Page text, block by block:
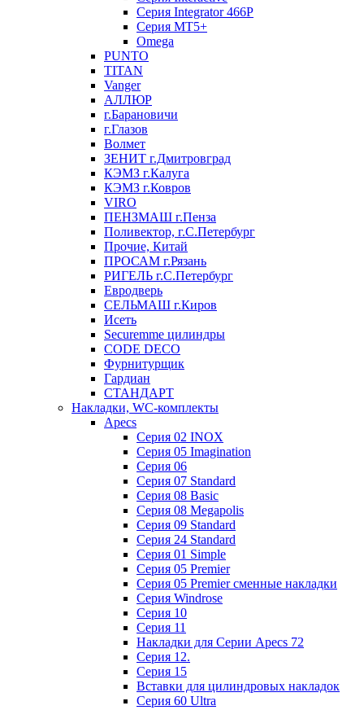
Серия Integrator 466P
Серия MT5+
Omega
PUNTO
TITAN
Vanger
АЛЛЮР
г.Барановичи
г.Глазов
Волмет
ЗЕНИТ г.Дмитровград
КЭМЗ г.Калуга
КЭМЗ г.Ковров
VIRO
ПЕНЗМАШ г.Пенза
Поливектор, г.С.Петербург
Прочие, Китай
ПРОСАМ г.Рязань
РИГЕЛЬ г.С.Петербург
Евродверь
СЕЛЬМАШ г.Киров
Исеть
Securemme цилиндры
CODE DECO
Фурнитурщик
Гардиан
СТАНДАРТ
Накладки, WC-комплекты
Apecs
Cерия 02 INOX
Cерия 05 Imagination
Cерия 06
Cерия 07 Standard
Cерия 08 Basic
Cерия 08 Megapolis
Cерия 09 Standard
Cерия 24 Standard
Серия 01 Simple
Серия 05 Premier
Серия 05 Premier сменные накладки
Cерия Windrose
Серия 10
Серия 11
Накладки для Серии Apecs 72
Серия 12.
Серия 15
Вставки для цилиндровых накладок
Серия 60 Ultra